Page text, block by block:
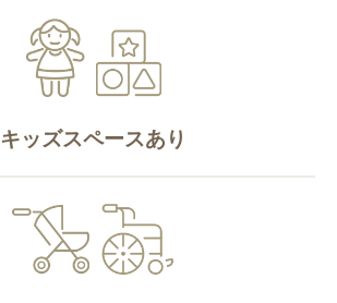
キッズスペースあり